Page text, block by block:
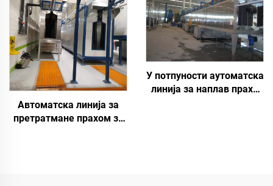
Автоматска линија за
претратмане прахом за
У потпуности аутоматска
линија за наплав праха